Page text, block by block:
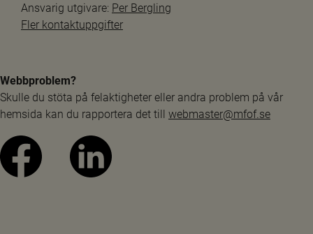
Ansvarig utgivare: Per Bergling
Fler kontaktuppgifter
Webbproblem?
Skulle du stöta på felaktigheter eller andra problem på vår
hemsida kan du rapportera det till webmaster@mfof.se